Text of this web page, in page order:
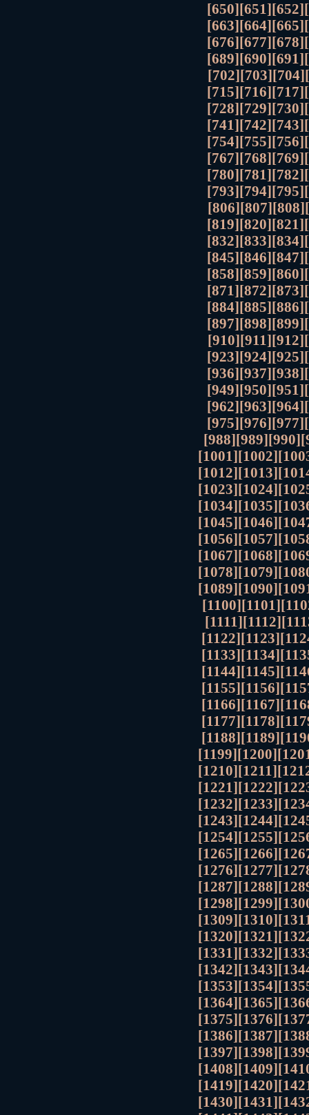
[650][651][652]
[663][664][665]
[676][677][678]
[689][690][691]
[702][703][704]
[715][716][717]
[728][729][730]
[741][742][743]
[754][755][756]
[767][768][769]
[780][781][782]
[793][794][795]
[806][807][808]
[819][820][821]
[832][833][834]
[845][846][847]
[858][859][860]
[871][872][873]
[884][885][886]
[897][898][899]
[910][911][912]
[923][924][925]
[936][937][938]
[949][950][951]
[962][963][964]
[975][976][977]
[988][989][990]
[1001][1002]
[1012][1013]
[1023][1024]
[1034][1035]
[1045][1046]
[1056][1057]
[1067][1068]
[1078][1079]
[1089][1090]
[1100][1101]
[1111][1112]
[1122][1123]
[1133][1134]
[1144][1145]
[1155][1156]
[1166][1167]
[1177][1178]
[1188][1189]
[1199][1200]
[1210][1211]
[1221][1222]
[1232][1233]
[1243][1244]
[1254][1255]
[1265][1266]
[1276][1277]
[1287][1288]
[1298][1299]
[1309][1310]
[1320][1321]
[1331][1332]
[1342][1343]
[1353][1354]
[1364][1365]
[1375][1376]
[1386][1387]
[1397][1398]
[1408][1409]
[1419][1420]
[1430][1431]